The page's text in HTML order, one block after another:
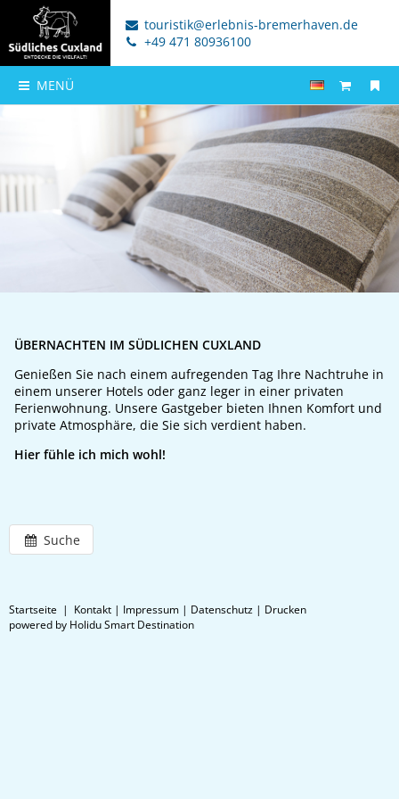
touristik@erlebnis-bremerhaven.de
+49 471 80936100
MENÜ
ÜBERNACHTEN IM SÜDLICHEN CUXLAND
Genießen Sie nach einem aufregenden Tag Ihre Nachtruhe in
einem unserer Hotels oder ganz leger in einer privaten
Ferienwohnung. Unsere Gastgeber bieten Ihnen Komfort und
private Atmosphäre, die Sie sich verdient haben.
Hier fühle ich mich wohl!
Suche
Startseite | Kontakt | Impressum | Datenschutz | Drucken
powered by Holidu Smart Destination